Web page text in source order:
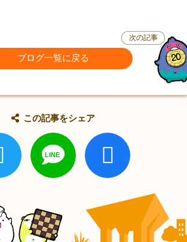
ブログ一覧に戻る
次の記事
この記事をシェア